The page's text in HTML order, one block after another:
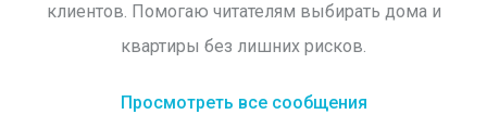
клиентов. Помогаю читателям выбирать дома и
квартиры без лишних рисков.
Просмотреть все сообщения